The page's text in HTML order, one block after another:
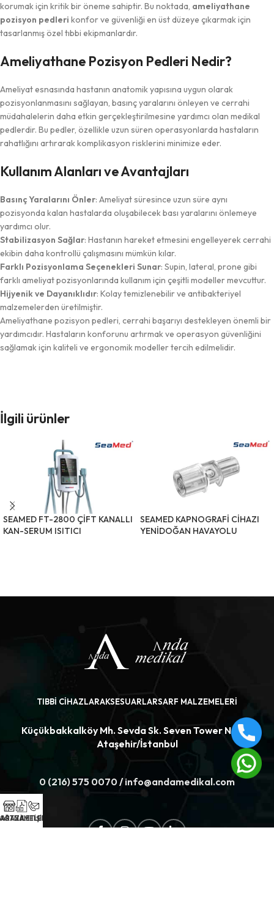
korumak için kritik bir öneme sahiptir. Bu noktada, ameliyathane
pozisyon pedleri konfor ve güvenliği en üst düzeye çıkarmak için
tasarlanmış özel tıbbi ekipmanlardır.
Ameliyathane Pozisyon Pedleri Nedir?
Ameliyat esnasında hastanın anatomik yapısına uygun olarak
pozisyonlanmasını sağlayan, basınç yaralarını önleyen ve cerrahi
müdahalelerin daha etkin gerçekleştirilmesine yardımcı olan medikal
pedlerdir. Bu pedler, özellikle uzun süren operasyonlarda hastaların
rahatlığını artırarak komplikasyon risklerini minimize eder.
Kullanım Alanları ve Avantajları
Basınç Yaralarını Önler: Ameliyat süresince uzun süre aynı
pozisyonda kalan hastalarda oluşabilecek bası yaralarını önlemeye
yardımcı olur.
Stabilizasyon Sağlar: Hastanın hareket etmesini engelleyerek cerrahi
ekibin daha kontrollü çalışmasını mümkün kılar.
Farklı Pozisyonlama Seçenekleri Sunar: Supin, lateral, prone gibi
farklı ameliyat pozisyonlarında kullanım için çeşitli modeller mevcuttur.
Hijyenik ve Dayanıklıdır: Kolay temizlenebilir ve antibakteriyel
malzemelerden üretilmiştir.
Ameliyathane pozisyon pedleri, cerrahi başarıyı destekleyen önemli bir
yardımcıdır. Hastaların konforunu artırmak ve operasyon güvenliğini
sağlamak için kaliteli ve ergonomik modeller tercih edilmelidir.
İlgili ürünler
SEAMED FT-2800 ÇİFT KANALLI
KAN-SERUM ISITICI
SEAMED KAPNOGRAFİ CİHAZI
YENİDOĞAN HAVAYOLU
TIBBI CIHAZLARAKSESUARLARSARF MALZEMELERI
Küçükbakkalköy Mh. Sevda Sk. Seven Tower No:1/3
Ataşehir/İstanbul
0 (216) 575 0070/info@andamedikal.com
İLETİŞİM